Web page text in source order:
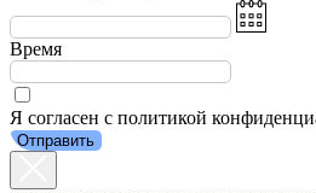
Время
Я согласен с политикой
Отправить